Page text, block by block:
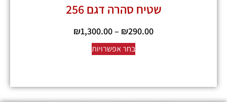
שטיח סהרה דגם 256
₪290.00
–
₪1,300.00
בחר אפשרויות